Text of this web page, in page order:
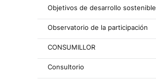
Objetivos de desarrollo sostenible
Observatorio de la participación
CONSUMILLOR
Consultorio